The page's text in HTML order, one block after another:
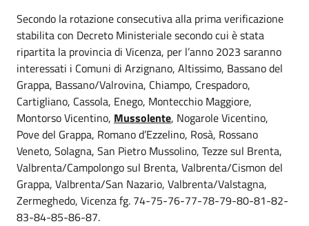
Secondo la rotazione consecutiva alla prima verificazione
stabilita con Decreto Ministeriale secondo cui è stata
ripartita la provincia di Vicenza, per l’anno 2023 saranno
interessati i Comuni di Arzignano, Altissimo, Bassano del
Grappa, Bassano/Valrovina, Chiampo, Crespadoro,
Cartigliano, Cassola, Enego, Montecchio Maggiore,
Montorso Vicentino, Mussolente, Nogarole Vicentino,
Pove del Grappa, Romano d’Ezzelino, Rosà, Rossano
Veneto, Solagna, San Pietro Mussolino, Tezze sul Brenta,
Valbrenta/Campolongo sul Brenta, Valbrenta/Cismon del
Grappa, Valbrenta/San Nazario, Valbrenta/Valstagna,
Zermeghedo, Vicenza fg. 74-75-76-77-78-79-80-81-82-
83-84-85-86-87.